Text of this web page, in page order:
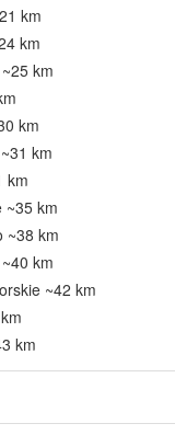
km
km
km
km
km
km
~35 km
~38 km
km
~42 km
km